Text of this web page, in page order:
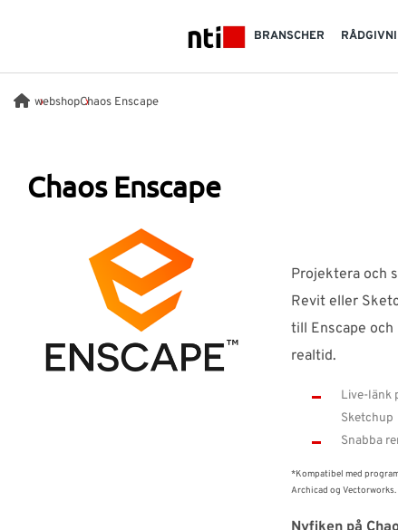
NTI logo
BRANSCHER
webshopChaos Enscape
Chaos Enscape
Projektera och
Revit eller
till Enscape
realtid.
Live-länk
Sketchup
Snabba
*Kompatibel med
Archicad og Vectorworks.